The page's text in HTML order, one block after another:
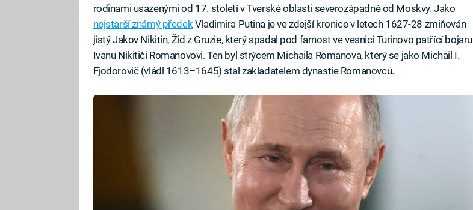
rodinami usazenými od 17. století v Tverské oblasti severozápadně od Moskvy. Jako
nejstarší známý předekVladimira Putina je ve zdejší kronice v letech 1627-28 zmiňován
jistý Jakov Nikitin, Žid z Gruzie, který spadal pod farnost ve vesnici Turinovo patřící bojaru
Ivanu Nikitiči Romanovovi. Ten byl strýcem Michaila Romanova, který se jako Michail I.
Fjodorovič (vládl 1613–1645) stal zakladatelem dynastie Romanovců.